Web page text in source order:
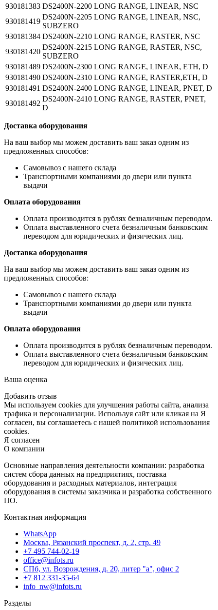
930181383 DS2400N-2200 LONG RANGE, LINEAR, NSC
930181419
DS2400N-2205 LONG RANGE, LINEAR, NSC,
SUBZERO
930181384 DS2400N-2210 LONG RANGE, RASTER, NSC
930181420
DS2400N-2215 LONG RANGE, RASTER, NSC,
SUBZERO
930181489 DS2400N-2300 LONG RANGE, LINEAR, ETH, D
930181490 DS2400N-2310 LONG RANGE, RASTER,ETH, D
930181491 DS2400N-2400 LONG RANGE, LINEAR, PNET, D
930181492
DS2400N-2410 LONG RANGE, RASTER, PNET,
D
Доставка оборудования
На ваш выбор мы можем доставить ваш заказ одним из
предложенных способов:
Самовывоз с нашего склада
Транспортными компаниями до двери или пункта
выдачи
Оплата оборудования
Оплата производится в рублях безналичным переводом.
Оплата выставленного счета безналичным банковским
переводом для юридических и физических лиц.
Доставка оборудования
На ваш выбор мы можем доставить ваш заказ одним из
предложенных способов:
Самовывоз с нашего склада
Транспортными компаниями до двери или пункта
выдачи
Оплата оборудования
Оплата производится в рублях безналичным переводом.
Оплата выставленного счета безналичным банковским
переводом для юридических и физических лиц.
Ваша оценка
Добавить отзыв
Мы используем cookies для улучшения работы сайта, анализа
трафика и персонализации. Используя сайт или кликая на Я
согласен, вы соглашаетесь с нашей политикой использования
cookies.
Я согласен
О компании
Основные направления деятельности компании: разработка
систем сбора данных на предприятиях, поставка
оборудования и расходных материалов, интеграция
оборудования в системы заказчика и разработка собственного
ПО.
Контактная информация
WhatsApp
Москва, Рязанский проспект, д. 2, стр. 49
+7 495 744-02-19
office@infots.ru
СПб, ул. Возрождения, д. 20, литер "a", офис 2
+7 812 331-35-64
info_nw@infots.ru
Разделы